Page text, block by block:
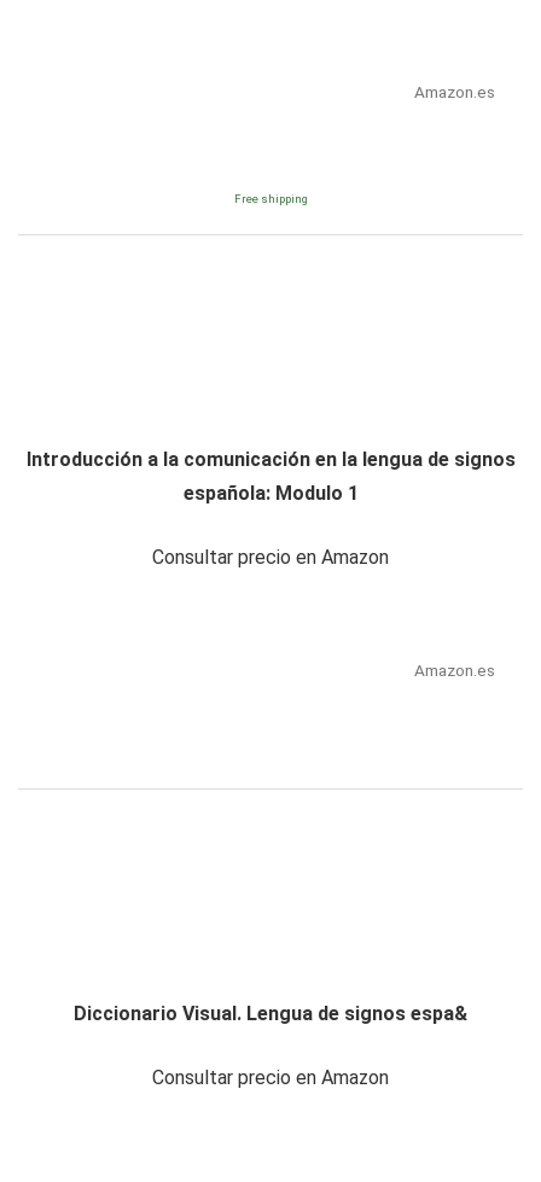
Amazon.es
Free shipping
Introducción a la comunicación en la lengua de signos
española: Modulo 1
Consultar precio en Amazon
Amazon.es
Diccionario Visual. Lengua de signos espa&
Consultar precio en Amazon